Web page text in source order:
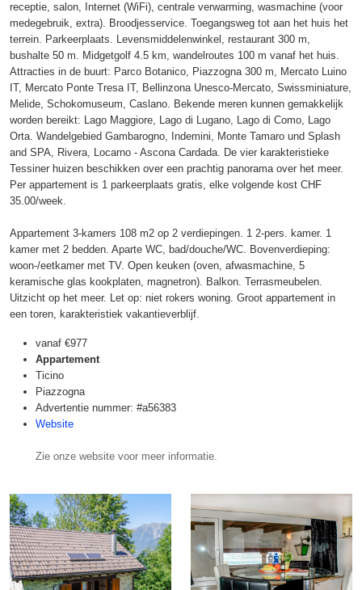
receptie, salon, Internet (WiFi), centrale verwarming, wasmachine (voor
medegebruik, extra). Broodjesservice. Toegangsweg tot aan het huis het
terrein. Parkeerplaats. Levensmiddelenwinkel, restaurant 300 m,
bushalte 50 m. Midgetgolf 4.5 km, wandelroutes 100 m vanaf het huis.
Attracties in de buurt: Parco Botanico, Piazzogna 300 m, Mercato Luino
IT, Mercato Ponte Tresa IT, Bellinzona Unesco-Mercato, Swissminiature,
Melide, Schokomuseum, Caslano. Bekende meren kunnen gemakkelijk
worden bereikt: Lago Maggiore, Lago di Lugano, Lago di Como, Lago
Orta. Wandelgebied Gambarogno, Indemini, Monte Tamaro und Splash
and SPA, Rivera, Locarno - Ascona Cardada. De vier karakteristieke
Tessiner huizen beschikken over een prachtig panorama over het meer.
Per appartement is 1 parkeerplaats gratis, elke volgende kost CHF
35.00/week.
Appartement 3-kamers 108 m2 op 2 verdiepingen. 1 2-pers. kamer. 1
kamer met 2 bedden. Aparte WC, bad/douche/WC. Bovenverdieping:
woon-/eetkamer met TV. Open keuken (oven, afwasmachine, 5
keramische glas kookplaten, magnetron). Balkon. Terrasmeubelen.
Uitzicht op het meer. Let op: niet rokers woning. Groot appartement in
een toren, karakteristiek vakantieverblijf.
vanaf €977
Appartement
Ticino
Piazzogna
Advertentie nummer: #a56383
Website
Zie onze website voor meer informatie.